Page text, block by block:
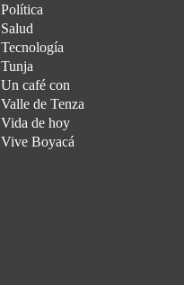
Política
Salud
Tecnología
Tunja
Un café con
Valle de Tenza
Vida de hoy
Vive Boyacá